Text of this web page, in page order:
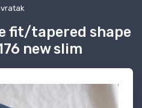
fit/tapered shape
new slim